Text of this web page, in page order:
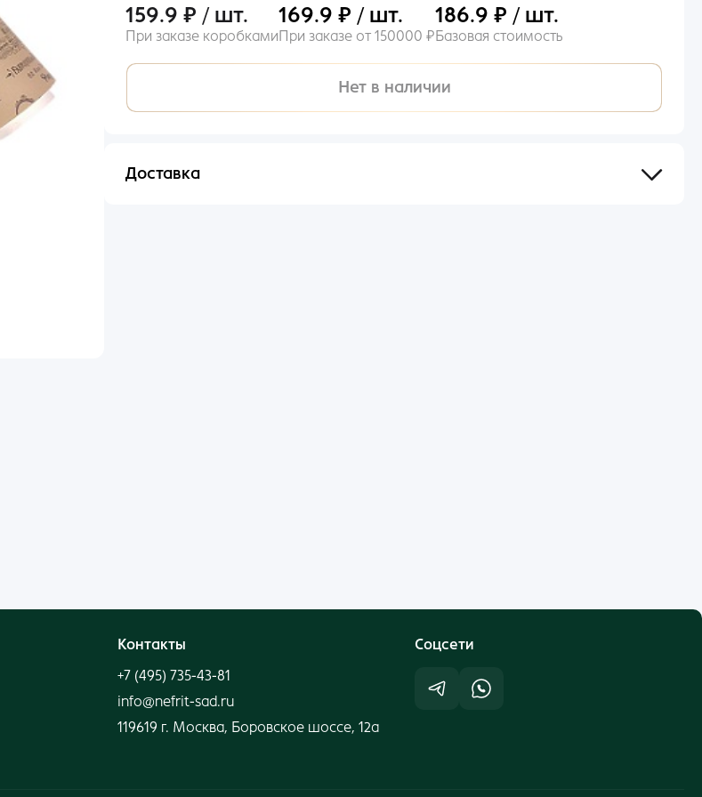
159.9 ₽ / шт.
При заказе коробками
169.9 ₽ / шт.
При заказе от 150000 ₽
186.9 ₽ / шт.
Базовая стоимость
Нет в наличии
Доставка
Контакты
+7 (495) 735-43-81
info@nefrit-sad.ru
119619 г. Москва, Боровское шоссе, 12а
Cоцсети